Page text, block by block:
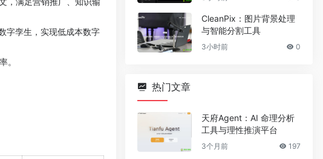
字孪生，实现低成本数字
。
CleanPix：图片背景处理
与智能分割工具
3小时前 0
热门文章
天府Agent：AI 命理分析
工具与理性推演平台
3个月前 197